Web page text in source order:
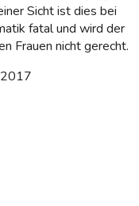
Sicht ist dies bei
fatal und wird der
Frauen nicht gerecht.